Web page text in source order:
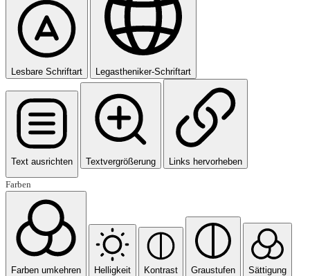
Lesbare Schriftart Legastheniker-Schriftart
Text ausrichten Textvergrößerung Links hervorheben
Farben
Farben umkehren Helligkeit Kontrast Graustufen Sättigung